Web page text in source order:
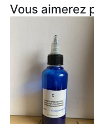
Vous aimerez